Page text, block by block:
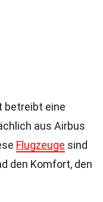
betreibt eine
aus Airbus
Flugzeuge sind
den Komfort, den